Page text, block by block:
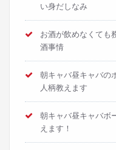
い身だしなみ
お酒が飲めなくても
酒事情
朝キャバ昼キャバの
人柄教えます
朝キャバ昼キャバボ
えます！